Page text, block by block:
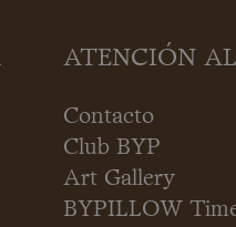
ATENCIÓN
Contacto
Club BYP
Art Gallery
BYPILLOW